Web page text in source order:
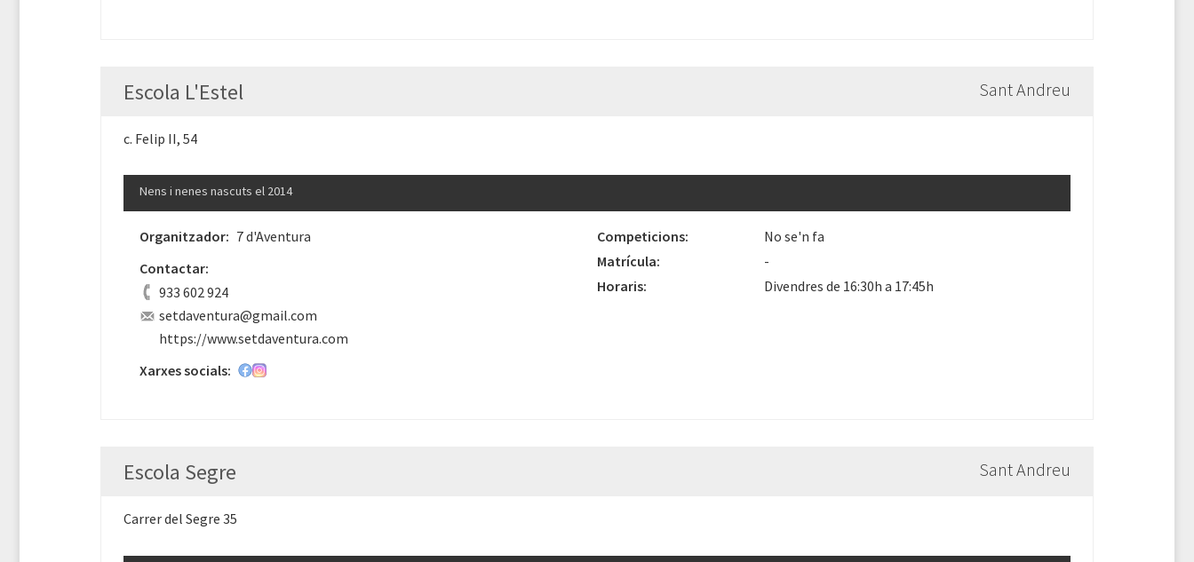
Escola L'Estel Sant Andreu
c. Felip II, 54
Nens i nenes nascuts el 2014
Organitzador: 7 d'Aventura
Contactar:
933 602 924
setdaventura@gmail.com
https://www.setdaventura.com
Xarxes socials:
Competicions:
No se'n fa
Matrícula:
-
Horaris:
Divendres de 16:30h a 17:45h
Escola Segre Sant Andreu
Carrer del Segre 35